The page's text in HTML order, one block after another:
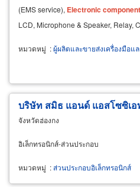
(EMS service), Electronic
LCD, Microphone & Speaker, Relay,
หมวดหมู่ :ผู้ผลิตและขายส่งเครื่องมือแ
บริษัท สมิธ แอนด์ แอสโซซิเ
จังหวัดฮ่องกง
อิเล็กทรอนิกส์-ส่วนประกอบ
หมวดหมู่ :ส่วนประกอบอิเล็กทรอนิกส์